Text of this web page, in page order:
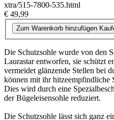
xtra/515-7800-535.html
€ 49,99
Zum Warenkorb hinzufügen
Die Schutzsohle wurde von den
Laurastar entworfen, sie schützt
vermeidet glänzende Stellen bei
können mit ihr hitzeempfindliche
Dies wird durch eine
der Bügeleisensohle reduziert.
Die Schutzsohle lässt sich ganz